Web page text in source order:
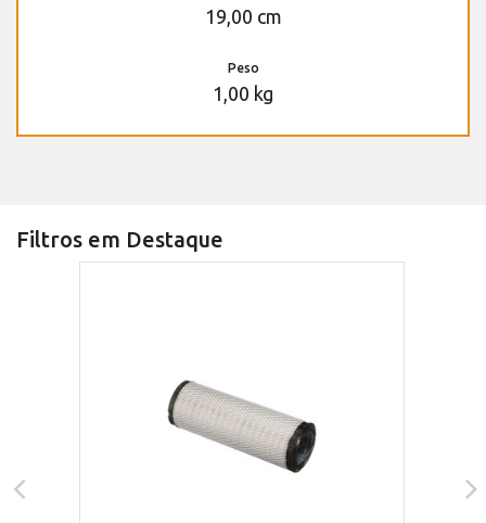
19,00 cm
Peso
1,00 kg
Filtros em Destaque